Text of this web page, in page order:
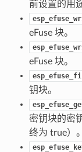
前设置的用
eFuse 块。
eFuse 块。
钥块。
密钥块的密
终为 true）。